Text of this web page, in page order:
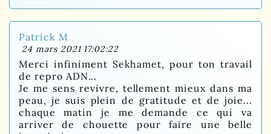
Patrick M
24 mars 2021 17:02:22
Merci infiniment Sekhamet, pour ton travail
de repro ADN...
Je me sens revivre, tellement mieux dans ma
peau, je suis plein de gratitude et de joie...
chaque matin je me demande ce qui va
arriver de chouette pour faire une belle